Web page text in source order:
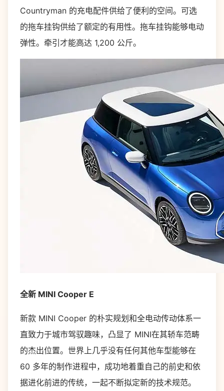
Countryman 的充电配件供给了便利的空间。可选
的拖车挂钩供给了额定的有用性。拖车挂钩能够电动
弹性。牵引才能高达 1,200 公斤。
全新 MINI Cooper E
新款 MINI Cooper 的朴实规划和全电动传动体系一
直致力于城市驾驭趣味，凸显了 MINI在其轿车范畴
的杰出位置。世界上几乎没有任何其他车型能够在
60 多年的制作进程中，成功地着重自己的前史和依
据进化前进的传统，一起不断拟定新的技术规范。